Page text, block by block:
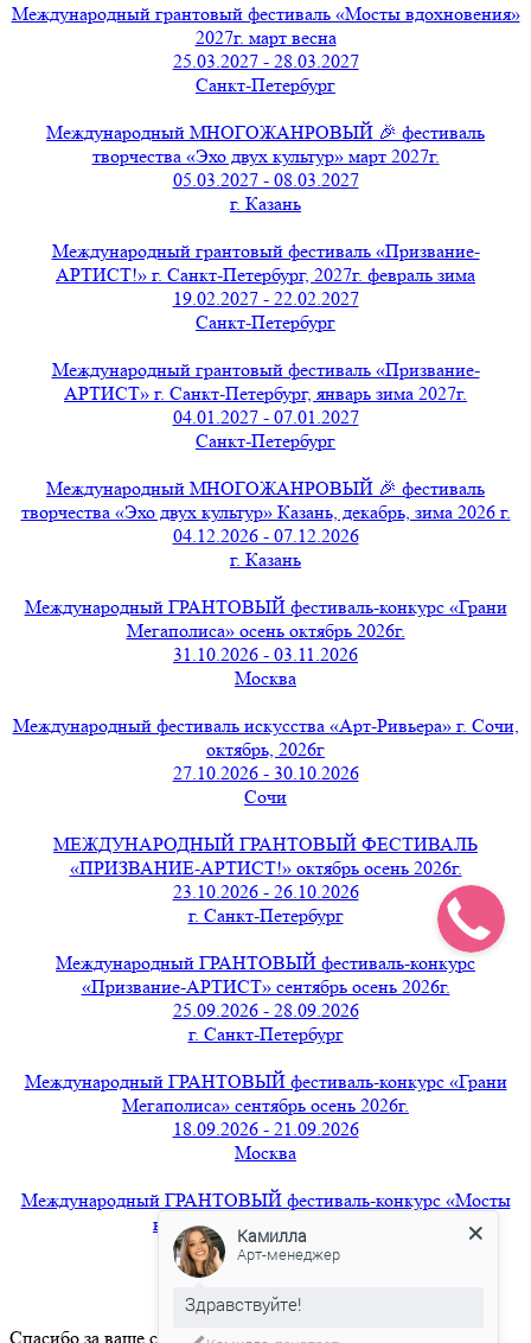
Международный грантовый фестиваль «Мосты вдохновения»
2027г. март весна
25.03.2027 - 28.03.2027
Санкт-Петербург
Международный МНОГОЖАНРОВЫЙ 🎉 фестиваль
творчества «Эхо двух культур» март 2027г.
05.03.2027 - 08.03.2027
г. Казань
Международный грантовый фестиваль «Призвание-
АРТИСТ!» г. Санкт-Петербург, 2027г. февраль зима
19.02.2027 - 22.02.2027
Санкт-Петербург
Международный грантовый фестиваль «Призвание-
АРТИСТ» г. Санкт-Петербург, январь зима 2027г.
04.01.2027 - 07.01.2027
Санкт-Петербург
Международный МНОГОЖАНРОВЫЙ 🎉 фестиваль
творчества «Эхо двух культур» Казань, декабрь, зима 2026 г.
04.12.2026 - 07.12.2026
г. Казань
Международный ГРАНТОВЫЙ фестиваль-конкурс «Грани
Мегаполиса» осень октябрь 2026г.
31.10.2026 - 03.11.2026
Москва
Международный фестиваль искусства «Арт-Ривьера» г. Сочи,
октябрь, 2026г
27.10.2026 - 30.10.2026
Сочи
МЕЖДУНАРОДНЫЙ ГРАНТОВЫЙ ФЕСТИВАЛЬ
«ПРИЗВАНИЕ-АРТИСТ!» октябрь осень 2026г.
23.10.2026 - 26.10.2026
г. Санкт-Петербург
Международный ГРАНТОВЫЙ фестиваль-конкурс
«Призвание-АРТИСТ» сентябрь осень 2026г.
25.09.2026 - 28.09.2026
г. Санкт-Петербург
Международный ГРАНТОВЫЙ фестиваль-конкурс «Грани
Мегаполиса» сентябрь осень 2026г.
18.09.2026 - 21.09.2026
Москва
Международный ГРАНТОВЫЙ фестиваль-конкурс «Мосты
вдохновения» август 2026г.
21.08.2026 - 24.08.2026
г. Санкт-Петербург
Спасибо за ваше сообщение.
Камилла
Арт-менеджер
Здравствуйте!